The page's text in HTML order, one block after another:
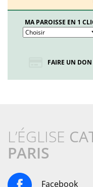
MA PAROISSE EN 1
FAIRE UN DON
L’ÉGLISE
PARIS
Facebook